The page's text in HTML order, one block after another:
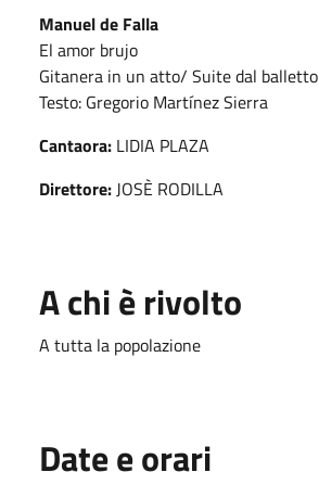
Manuel de Falla
El amor brujo
Gitanera in un atto/ Suite dal balletto
Testo: Gregorio Martínez Sierra
Cantaora: LIDIA PLAZA
Direttore: JOSÈ RODILLA
A chi è rivolto
A tutta la popolazione
Date e orari